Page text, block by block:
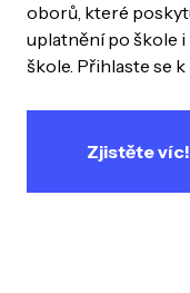
oborů, které
uplatnění po škole i
škole. Přihlaste se
Zjistěte víc!